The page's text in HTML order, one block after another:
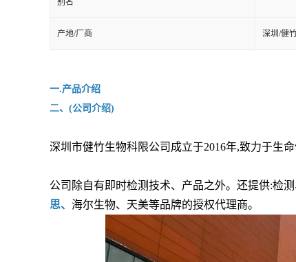
别名
产地/厂商 深圳/健
一.产品介绍
二、(公司介绍)
深圳市健竹生物科限公司成立于2016年,致力于生
公司除自有即时检测技术、产品之外。还提供:检
思、 海尔生物、天美等品牌的授权代理商。